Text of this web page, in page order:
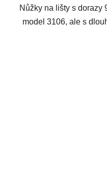
Nůžky na lišty s dorazy
model 3106, ale s